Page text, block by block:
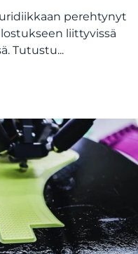
perehtynyt
liittyvissä
Tutustu...